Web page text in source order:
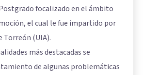
focalizado en el ámbito
el cual le fue impartido por
Torreón (UIA).
más destacadas se
de algunas problemáticas